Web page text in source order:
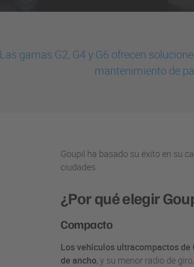
Las gamas G2, G4 y G6 ofrecen
mantenimiento de
Goupil ha basado su éxito en su
ciudades.
¿Por qué elegir
Compacto
Los vehículos ultracompactos de
de ancho, y su menor radio de